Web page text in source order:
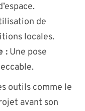
de
locales.
: Une pose
outils comme le
avant son